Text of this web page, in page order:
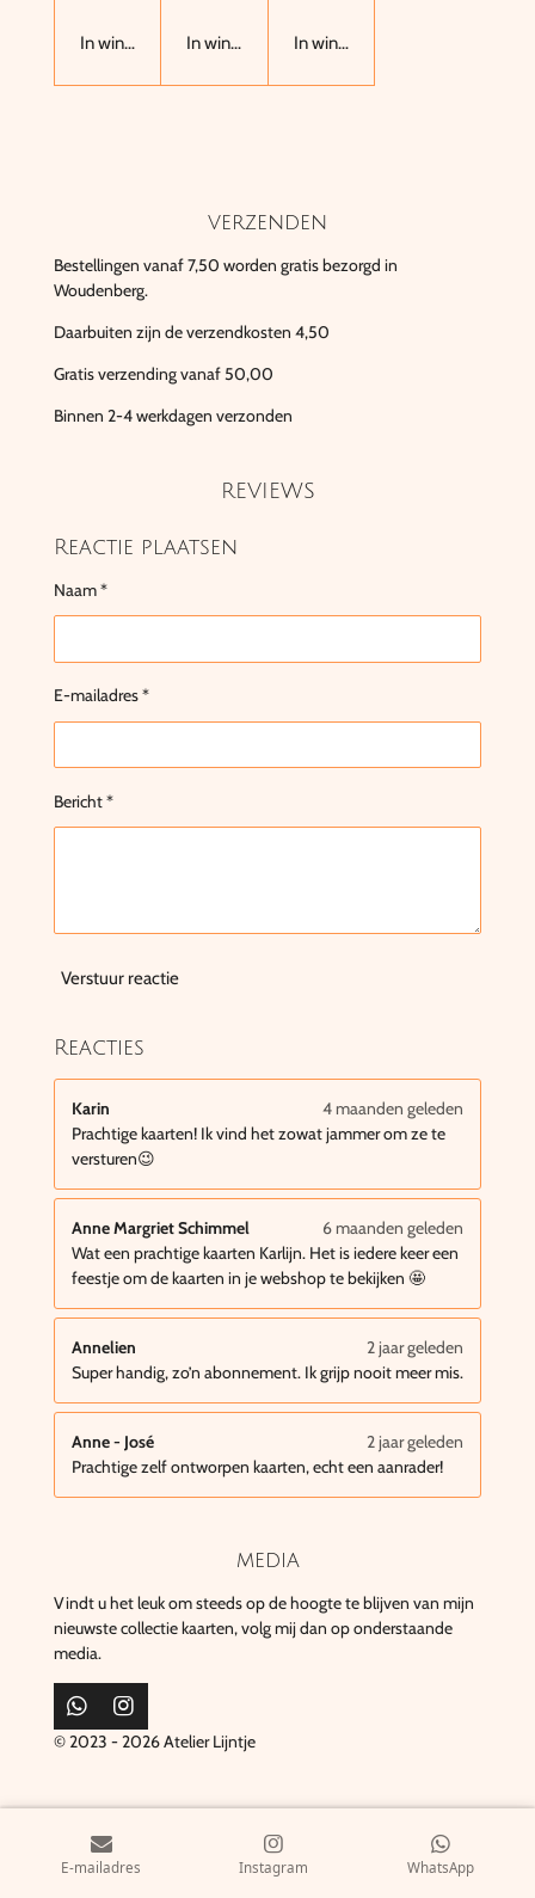
In winkelwagenIn winkelwagenIn winkelwagen
verzenden
Bestellingen vanaf 7,50 worden gratis bezorgd in
Woudenberg.
Daarbuiten zijn de verzendkosten 4,50
Gratis verzending vanaf 50,00
Binnen 2-4 werkdagen verzonden
REVIEWS
Reactie plaatsen
Naam *
E-mailadres *
Bericht *
Verstuur reactie
Reacties
Karin
4 maanden geleden
Prachtige kaarten! Ik vind het zowat jammer om ze te
versturen😉
Anne Margriet Schimmel
6 maanden geleden
Wat een prachtige kaarten Karlijn. Het is iedere keer een
feestje om de kaarten in je webshop te bekijken 🤩
Annelien
2 jaar geleden
Super handig, zo’n abonnement. Ik grijp nooit meer mis.
Anne - José
2 jaar geleden
Prachtige zelf ontworpen kaarten, echt een aanrader!
media
Vindt u het leuk om steeds op de hoogte te blijven van mijn
nieuwste collectie kaarten, volg mij dan op onderstaande
media.
W
h
s
p
I
n
a
a
© 2023 - 2026 Atelier Lijntje
E-mailadres Instagram WhatsApp